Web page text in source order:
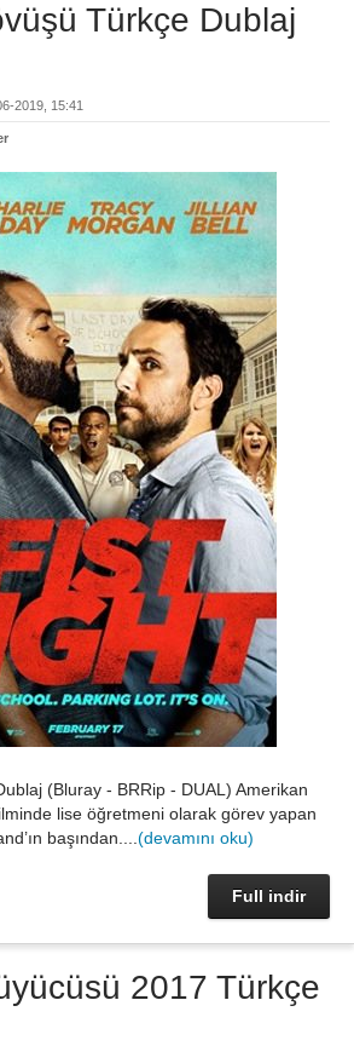
Türkçe Dublaj
2019, 15:41
(Bluray - BRRip - DUAL) Amerikan
lise öğretmeni olarak görev yapan
başından.... (devamını oku)
Full indir
2017 Türkçe